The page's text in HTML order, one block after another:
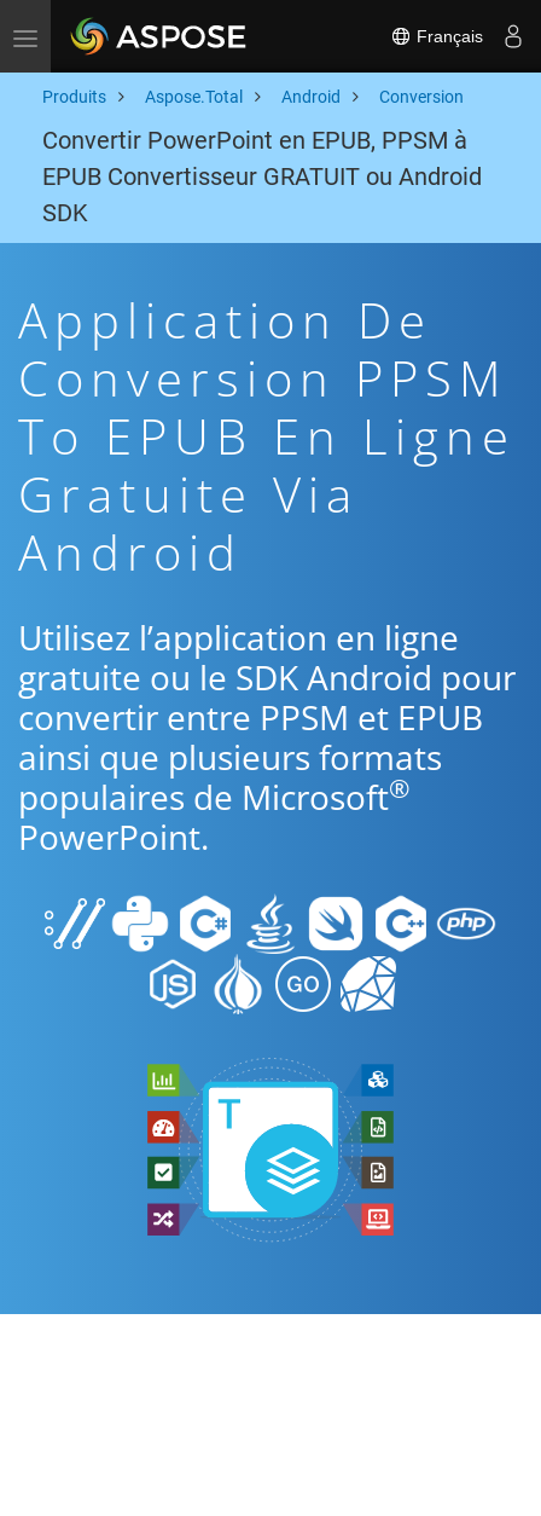
Toggle navigation Français
Produits Aspose.Total Android Conversion
Convertir PowerPoint en EPUB, PPSM à
EPUB Convertisseur GRATUIT ou Android
SDK
Application De
Conversion PPSM
To EPUB En Ligne
Gratuite Via
Android
Utilisez l’application en ligne
gratuite ou le SDK Android pour
convertir entre PPSM et EPUB
ainsi que plusieurs formats
populaires de Microsoft®
PowerPoint.